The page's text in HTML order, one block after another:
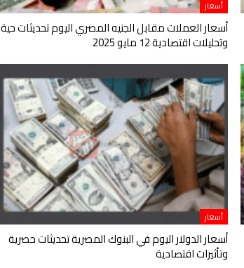
أسعار
أسعار العملات مقابل الجنيه المصري اليوم تحديثات حية
وتحليلات اقتصادية 12 مايو 2025
أسعار
أسعار الدولار اليوم في البنوك المصرية تحديثات حصرية
وتأثيرات اقتصادية